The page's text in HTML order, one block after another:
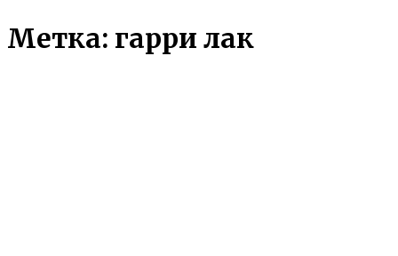
Метка: гарри лак